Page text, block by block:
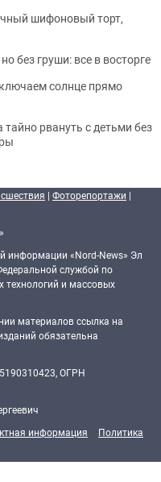
шифоновый торт,
без груши: все в восторге
солнце прямо
рвануть с детьми без
| Фоторепортажи |
информации «Nord-News» Эл
службой по
технологий и массовых
материалов ссылка на
обязательна
ОГРН
информация
Политика